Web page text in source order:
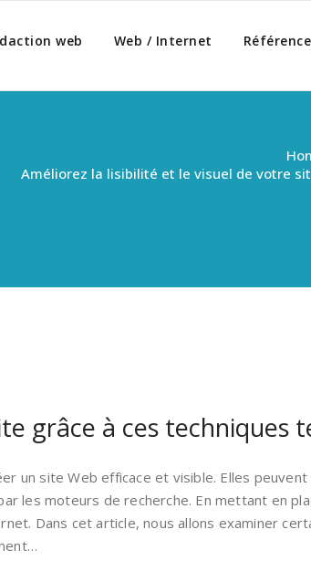
web Web / Internet
Améliorez la lisibilité et le visuel de votre
grâce à ces techniques
un site Web efficace et visible. Elles
les moteurs de recherche. En mettant en
Dans cet article, nous allons examiner